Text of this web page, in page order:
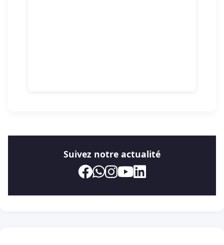
Suivez notre actualité